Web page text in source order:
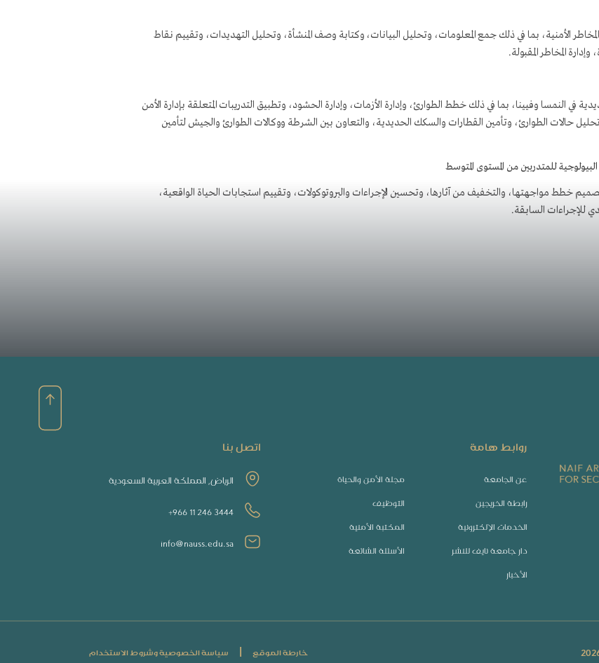
الأمنية، بما في ذلك جمع المعلومات، وتحليل البيانات، وكتابة وصف المنشأة، وتحليل التهديدات، وتقييم نقاط
المخاطر المقبولة.
في النمسا وفيينا، بما في ذلك خطط الطوارئ، وإدارة الأزمات، وإدارة الحشود، وتطبيق التدريبات المتعلقة بإدارة الأمن
وتحليل حالات الطوارئ، وتأمين القطارات والسكك الحديدية، والتعاون بين الشرطة ووكالات الطوارئ والجيش لتأمين
للمتدربين من المستوى المتوسط
خطط مواجهتها، والتخفيف من آثارها، وتحسين الإجراءات والبروتوكولات، وتقييم استجابات الحياة الواقعية،
للإجراءات السابقة.
روابط هامة
عن الجامعة مجلة الأمن والحياة
رابطة الخريجين التوظيف
الخدمات الإلكترونية المكتبة الأمنية
دار جامعة نايف للنشر الأسئلة الشائعة
الأخبار
اتصل بنا
الرياض, المملكة العربية السعودية
+966 11 246 3444
info@nauss.edu.sa
خارطة الموقع سياسة الخصوصية وشروط الاستخدام